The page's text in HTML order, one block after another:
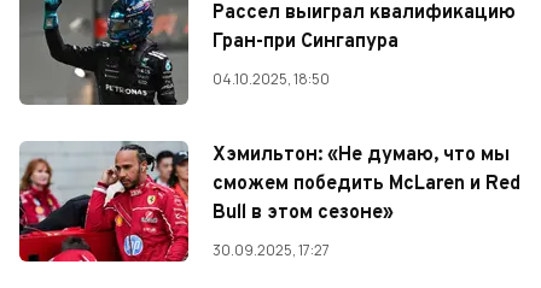
Рассел выиграл квалификацию
Гран-при Сингапура
04.10.2025, 18:50
Хэмильтон: «Не думаю, что мы
сможем победить McLaren и Red
Bull в этом сезоне»
30.09.2025, 17:27